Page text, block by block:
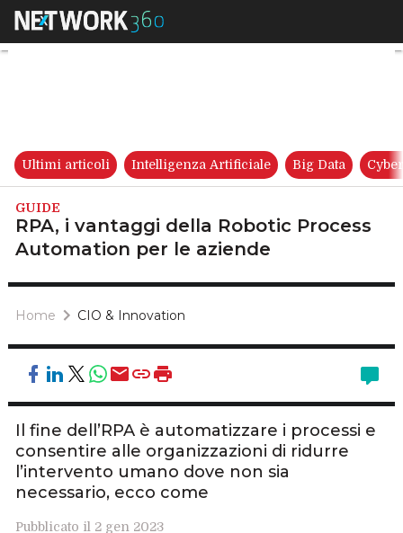
RPA, i vantaggi della
Ultimi articoli Intelligenza Artificiale Big Data
GUIDE
RPA, i vantaggi della Robotic Process
Automation per le aziende
Home CIO & Innovation
Il fine dell’RPA è automatizzare i processi e
consentire alle organizzazioni di ridurre
l’intervento umano dove non sia
necessario, ecco come
Pubblicato il 2 gen 2023